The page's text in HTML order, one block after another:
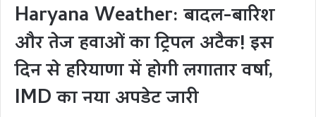
Haryana Weather: बादल-बारिश
और तेज हवाओं का ट्रिपल अटैक! इस
दिन से हरियाणा में होगी लगातार वर्षा,
IMD का नया अपडेट जारी